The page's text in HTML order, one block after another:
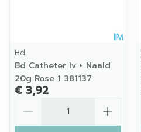
Bd
Bd Catheter Iv + Naald
20g Rose 1 381137
€ 3,92